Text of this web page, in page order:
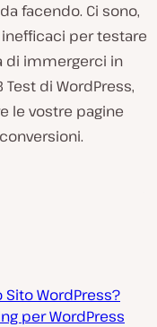
facendo. Ci sono,
per testare
di immergerci in
di WordPress,
le vostre pagine
Sito WordPress?
per WordPress